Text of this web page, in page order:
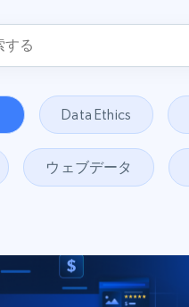
Data Ethics
ウェブデータ